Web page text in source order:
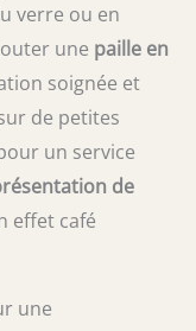
verre ou en
une paille en
soignée et
de petites
un service
de
effet café
une